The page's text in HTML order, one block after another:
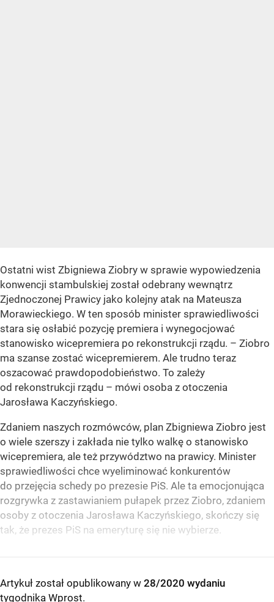
Ostatni wist Zbigniewa Ziobry w sprawie wypowiedzenia
konwencji stambulskiej został odebrany wewnątrz
Zjednoczonej Prawicy jako kolejny atak na Mateusza
Morawieckiego. W ten sposób minister sprawiedliwości
stara się osłabić pozycję premiera i wynegocjować
stanowisko wicepremiera po rekonstrukcji rządu. – Ziobro
ma szanse zostać wicepremierem. Ale trudno teraz
oszacować prawdopodobieństwo. To zależy
od rekonstrukcji rządu – mówi osoba z otoczenia
Jarosława Kaczyńskiego.
Zdaniem naszych rozmówców, plan Zbigniewa Ziobro jest
o wiele szerszy i zakłada nie tylko walkę o stanowisko
wicepremiera, ale też przywództwo na prawicy. Minister
sprawiedliwości chce wyeliminować konkurentów
do przejęcia schedy po prezesie PiS. Ale ta emocjonująca
rozgrywka z zastawianiem pułapek przez Ziobro, zdaniem
osoby z otoczenia Jarosława Kaczyńskiego, skończy się
tak, że prezes PiS na emeryturę się nie wybierze.
Artykuł został opublikowany w 28/2020 wydaniu
tygodnika Wprost.